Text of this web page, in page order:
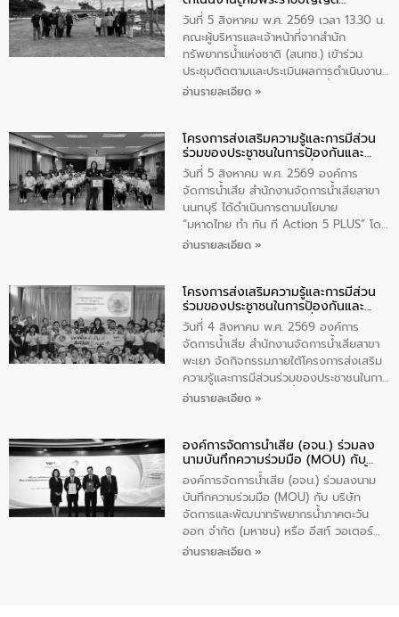
ทรัพยากรน้ำ พ.ศ. 2561 ประจำ
ปีงบประมาณ พ.ศ. 2569
วันที่ 5 สิงหาคม พ.ศ. 2569 เวลา 13.30 น.
คณะผู้บริหารและเจ้าหน้าที่จากสำนัก
ทรัพยากรน้ำแห่งชาติ (สนทช.) เข้าร่วม
ประชุมติดตามและประเมินผลการดำเนินงาน
ตามพระราชบัญญัติทรัพยากรน้ำ พ.ศ. 2561
วัดสิงห์ จังหวัดชัยนาท โดยมีนายแสงชัย
สุขชื่น นายกเทศมนตรีตำบลวัดสิงห์ คณะผู้
บริหารเทศบาลตำบลวัดสิงห์ ผู้นำชุมชน และ
ประชาชนในพื้นที่เทศบาลตำบลวัดสิงก์ที่มี
ส่วนได้ส่วนเสียในโครงก่อสร้างศูนย์บริหาร
จัดการคุณภาพน้ำเทศบาลตำบลวัดสิงห์
จังหวัดชัยนาท ให้การต้อนรับ
อ่านรายละเอียด »
โครงการส่งเสริมความรู้และการมีส่วน
ร่วมของประชาชนในการป้องกันและ
แก้ไขปัญหาน้ำเสียอย่างยั่งยืน
วันที่ 5 สิงหาคม พ.ศ. 2569 องค์การ
จัดการน้ำเสีย สำนักงานจัดการน้ำเสียสาขา
นนทบุรี ได้ดำเนินการตามนโยบาย
“มหาดไทย ทำ ทัน ที Action 5 PLUS” โดย
จัดโครงการส่งเสริมความรู้และการมีส่วน
“ชุมชนร่วมใจ น้ำใสยั่งยืน” ได้บรรยายให้
ความรู้เกี่ยวกับการจัดการน้ำเสียและการใช้
ถังดักไขมันให้แก่นักเรียนโรงเรียนวัดบ่อ
(นันทวิทยา) เทศบาลนครปากเกร็ด อำเภอ
ปากเกร็ด จังหวัดนนทบุรี จำนวน 30 คน
อ่านรายละเอียด »
โครงการส่งเสริมความรู้และการมีส่วน
ร่วมของประชาชนในการป้องกันและ
แก้ไขปัญหาน้ำเสียอย่างยั่งยืน
วันที่ 4 สิงหาคม พ.ศ. 2569 องค์การ
จัดการน้ำเสีย สำนักงานจัดการน้ำเสียสาขา
พะเยา จัดกิจกรรมภายใต้โครงการส่งเสริม
ความรู้และการมีส่วนร่วมของประชาชนในการ
ป้องกันและแก้ไขปัญหาน้ำเสียอย่างยั่งยืน
ชุมชนและการบำบัดน้ำเสียเบื้องต้น ให้กับ
นักเรียนชั้นประถมศึกษาปีที่ 5 โรงเรียน
เทศบาล 1 (พะเยาประชานุกูล) จำนวน 30
คน
อ่านรายละเอียด »
องค์การจัดการน้ำเสีย (อจน.) ร่วมลง
นามบันทึกความร่วมมือ (MOU) กับ
บริษัท จัดการและพัฒนาทรัพยากรน้ำ
ภาคตะวันออก จำกัด (มหาชน) หรือ อีส
ท์ วอเตอร์
องค์การจัดการน้ำเสีย (อจน.) ร่วมลงนาม
บันทึกความร่วมมือ (MOU) กับ บริษัท
จัดการและพัฒนาทรัพยากรน้ำภาคตะวัน
ออก จำกัด (มหาชน) หรือ อีสท์ วอเตอร์
เมื่อวันอังคารที่ 4 สิงหาคม 2569 ณ ห้อง
อ่านรายละเอียด »